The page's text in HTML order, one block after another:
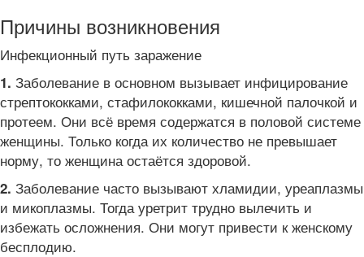
Причины возникновения
Инфекционный путь заражение
1. Заболевание в основном вызывает инфицирование
стрептококками, стафилококками, кишечной палочкой и
протеем. Они всё время содержатся в половой системе
женщины. Только когда их количество не превышает
норму, то женщина остаётся здоровой.
2. Заболевание часто вызывают хламидии, уреаплазмы
и микоплазмы. Тогда уретрит трудно вылечить и
избежать осложнения. Они могут привести к женскому
бесплодию.